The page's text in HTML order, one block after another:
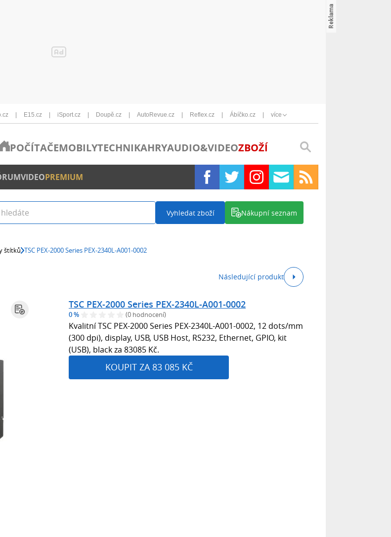
E15.cz iSport.cz Doupě.cz AutoRevue.cz Reflex.cz Ábíčko.cz více
POČÍTAČEMOBILYTECHNIKAHRYAUDIO&VIDEOZBOŽÍ
VIDEOPREMIUM
Vyhledat zboží Nákupní seznam
štítků TSC PEX-2000 Series PEX-2340L-A001-0002
Následující produkt
TSC PEX-2000 Series PEX-2340L-A001-0002
0 % (0 hodnocení)
Kvalitní TSC PEX-2000 Series PEX-2340L-A001-0002, 12 dots/mm
(300 dpi), display, USB, USB Host, RS232, Ethernet, GPIO, kit
(USB), black za 83085 Kč.
KOUPIT ZA 83 085 KČ